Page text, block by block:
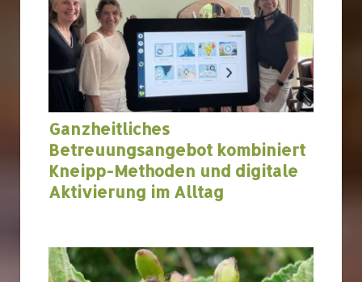
Ganzheitliches
Betreuungsangebot kombiniert
Kneipp-Methoden und digitale
Aktivierung im Alltag